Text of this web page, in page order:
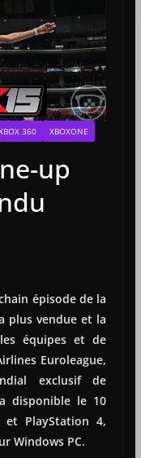
360 XBOXONE
up
épisode de la
plus vendue et la
équipes et de
Euroleague,
exclusif de
disponible le 10
et PlayStation 4,
Windows PC.